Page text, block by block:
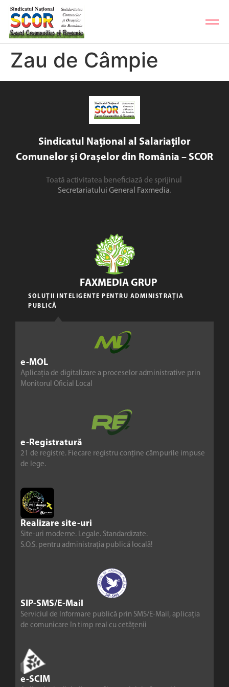
Zau de Câmpie
Sindicatul Național al Salariaților
Comunelor și Orașelor din România – SCOR
Toată activitatea beneficiază de sprijinul
Secretariatului General Faxmedia.
e-MOL
Aplicația de digitalizare a proceselor administrative prin
Monitorul Oficial Local
e-Registratură
21 de registre. Fiecare registru conține câmpurile impuse
de lege.
Realizare site-uri
Site-uri moderne. Legale. Standardizate.
S.O.S. pentru administrația publică locală!
SIP-SMS/E-Mail
Serviciul de Informare publică prin SMS/E-Mail, aplicația
de comunicare în timp real cu cetățenii
e-SCIM
FAXMEDIA GRUP
SOLUȚII INTELIGENTE PENTRU ADMINISTRAȚIA
PUBLICĂ